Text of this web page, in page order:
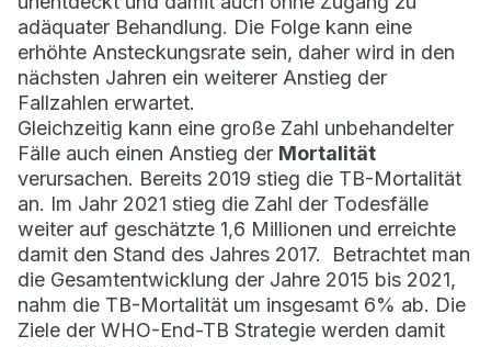
adäquater Behandlung. Die Folge kann eine
erhöhte Ansteckungsrate sein, daher wird in den
nächsten Jahren ein weiterer Anstieg der
Fallzahlen erwartet.
Gleichzeitig kann eine große Zahl unbehandelter
Fälle auch einen Anstieg der Mortalität
verursachen. Bereits 2019 stieg die TB-Mortalität
an. Im Jahr 2021 stieg die Zahl der Todesfälle
weiter auf geschätzte 1,6 Millionen und erreichte
damit den Stand des Jahres 2017. Betrachtet man
die Gesamtentwicklung der Jahre 2015 bis 2021,
nahm die TB-Mortalität um insgesamt 6% ab. Die
Ziele der WHO-End-TB Strategie werden damit